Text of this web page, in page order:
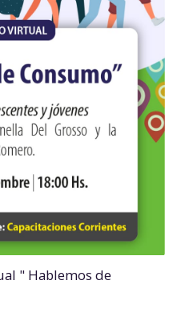
" Hablemos de